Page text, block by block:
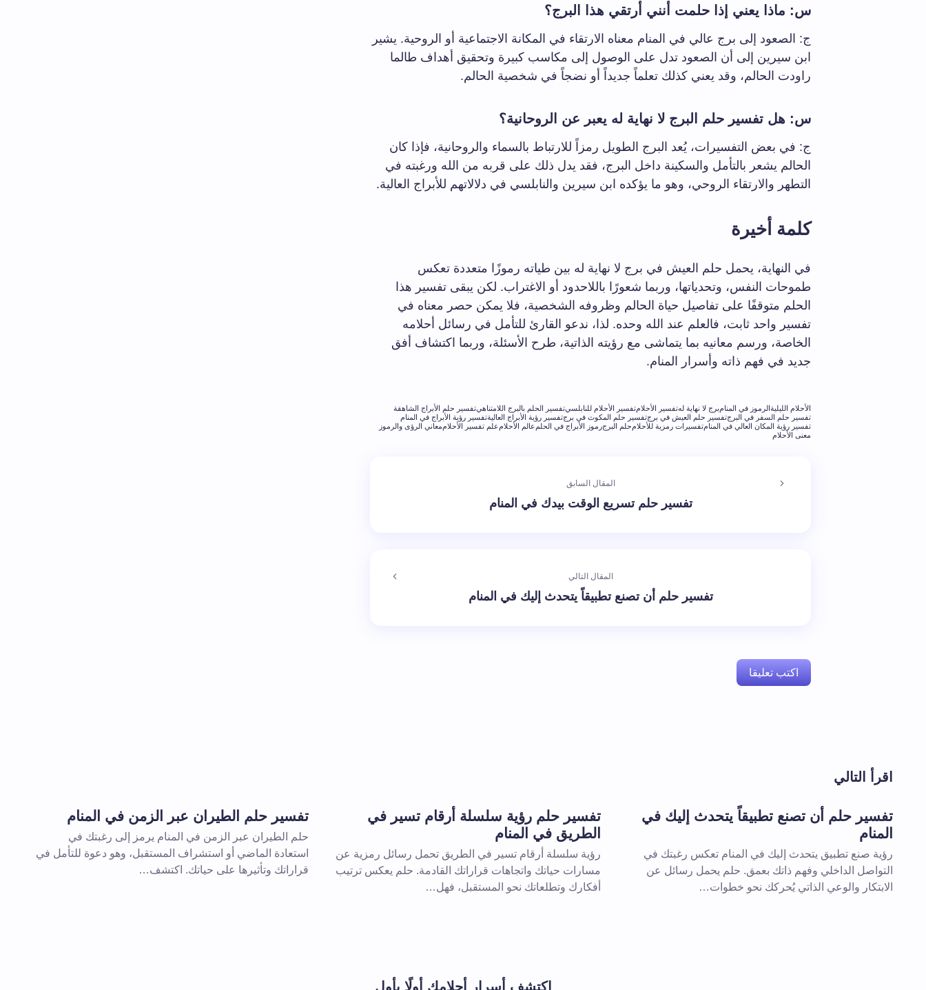
س: ماذا يعني إذا حلمت أنني أرتقي هذا البرج؟
ج: الصعود إلى برج عالي في المنام معناه الارتقاء في المكانة الاجتماعية أو الروحية. يشير
ابن سيرين إلى أن الصعود تدل على الوصول إلى مكاسب كبيرة وتحقيق أهداف طالما
راودت الحالم، وقد يعني كذلك تعلماً جديداً أو نضجاً في شخصية الحالم.
س: هل تفسير حلم البرج لا نهاية له يعبر عن الروحانية؟
ج: في بعض التفسيرات، يُعد البرج الطويل رمزاً للارتباط بالسماء والروحانية، فإذا كان
الحالم يشعر بالتأمل والسكينة داخل البرج، فقد يدل ذلك على قربه من الله ورغبته في
التطهر والارتقاء الروحي، وهو ما يؤكده ابن سيرين والنابلسي في دلالاتهم للأبراج العالية.
كلمة أخيرة
في النهاية، يحمل حلم العيش في برج لا نهاية له بين طياته رموزًا متعددة تعكس
طموحات النفس، وتحدياتها، وربما شعورًا باللاحدود أو الاغتراب. لكن يبقى تفسير هذا
الحلم متوقفًا على تفاصيل حياة الحالم وظروفه الشخصية، فلا يمكن حصر معناه في
تفسير واحد ثابت، فالعلم عند الله وحده. لذا، ندعو القارئ للتأمل في رسائل أحلامه
الخاصة، ورسم معانيه بما يتماشى مع رؤيته الذاتية، طرح الأسئلة، وربما اكتشاف أفق
جديد في فهم ذاته وأسرار المنام.
الأحلام الليليةالرموز في المنامبرج لا نهاية لهتفسير الأحلامتفسير الأحلام للنابلسيتفسير الحلم بالبرج اللامتناهيتفسير حلم الأبراج الشاهقة
تفسير حلم السفر في البرجتفسير حلم العيش في برجتفسير حلم المكوث في برجتفسير رؤية الأبراج العاليةتفسير رؤية الأبراج في المنام
تفسير رؤية المكان العالي في المنامتفسيرات رمزية للأحلامحلم البرجرموز الأبراج في الحلم عالم الأحلامعلم تفسير الأحلاممعاني الرؤى والرموز
معنى الأحلام
المقال السابق
تفسير حلم تسريع الوقت بيدك في المنام
المقال التالي
تفسير حلم أن تصنع تطبيقاً يتحدث إليك في المنام
اكتب تعليقا
اقرأ التالي
تفسير حلم أن تصنع تطبيقاً يتحدث إليك في
المنام
رؤية صنع تطبيق يتحدث إليك في المنام تعكس رغبتك في
التواصل الداخلي وفهم ذاتك بعمق. حلم يحمل رسائل عن
الابتكار والوعي الذاتي يُحركك نحو خطوات…
تفسير حلم رؤية سلسلة أرقام تسير في
الطريق في المنام
رؤية سلسلة أرقام تسير في الطريق تحمل رسائل رمزية عن
مسارات حياتك واتجاهات قراراتك القادمة. حلم يعكس ترتيب
أفكارك وتطلعاتك نحو المستقبل، فهل…
تفسير حلم الطيران عبر الزمن في المنام
حلم الطيران عبر الزمن في المنام يرمز إلى رغبتك في
استعادة الماضي أو استشراف المستقبل، وهو دعوة للتأمل في
قراراتك وتأثيرها على حياتك. اكتشف…
اكتشف أسرار أحلامك أولًا بأول